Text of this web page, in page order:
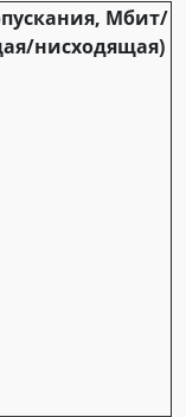
Мбит/
нисходящая)